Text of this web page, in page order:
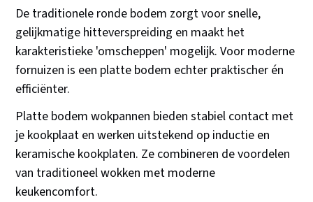
De traditionele ronde bodem zorgt voor snelle,
gelijkmatige hitteverspreiding en maakt het
karakteristieke 'omscheppen' mogelijk. Voor moderne
fornuizen is een platte bodem echter praktischer én
efficiënter.
Platte bodem wokpannen bieden stabiel contact met
je kookplaat en werken uitstekend op inductie en
keramische kookplaten. Ze combineren de voordelen
van traditioneel wokken met moderne
keukencomfort.